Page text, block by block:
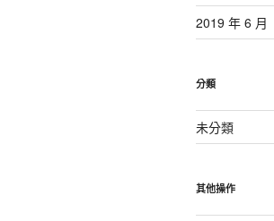
2019 年 6 月
分類
未分類
其他操作